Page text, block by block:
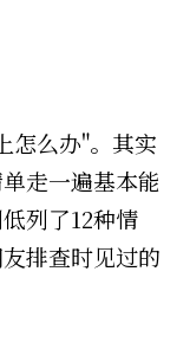
怎么办"。其实
走一遍基本能
列了12种情
排查时见过的